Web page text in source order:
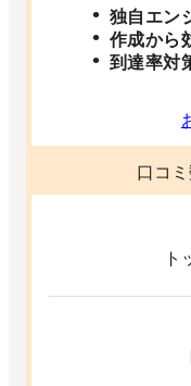
独自エン
作成から
到達率対
口コ
ト